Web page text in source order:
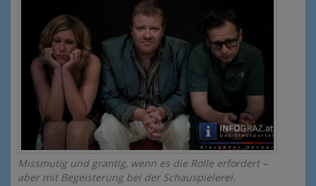
Missmutig und grantig, wenn es die Rolle erfordert –
aber mit Begeisterung bei der Schauspielerei.